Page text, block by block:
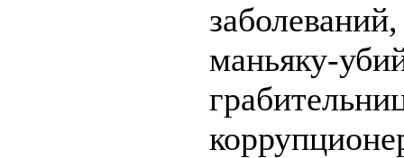
маньяку-